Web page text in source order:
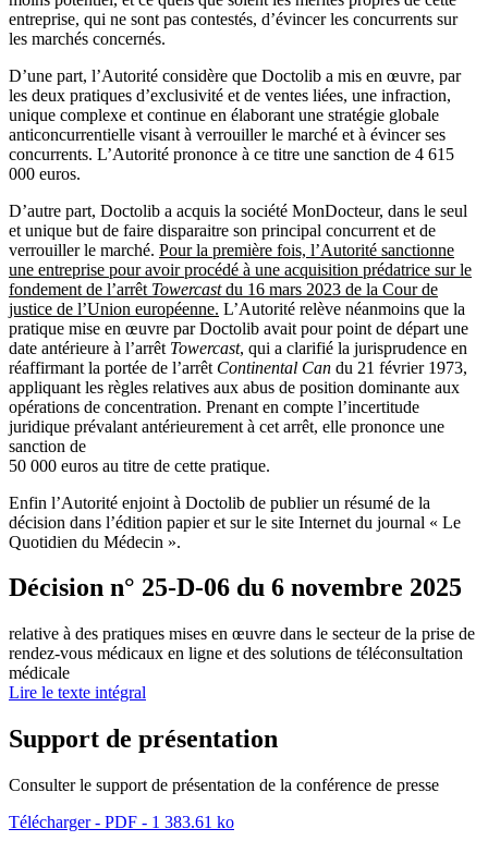
entreprise, qui ne sont pas contestés, d’évincer les concurrents sur
les marchés concernés.
D’une part, l’Autorité considère que Doctolib a mis en œuvre, par
les deux pratiques d’exclusivité et de ventes liées, une infraction,
unique complexe et continue en élaborant une stratégie globale
anticoncurrentielle visant à verrouiller le marché et à évincer ses
concurrents. L’Autorité prononce à ce titre une sanction de 4 615
000 euros.
D’autre part, Doctolib a acquis la société MonDocteur, dans le seul
et unique but de faire disparaitre son principal concurrent et de
verrouiller le marché. Pour la première fois, l’Autorité sanctionne
une entreprise pour avoir procédé à une acquisition prédatrice sur le
fondement de l’arrêt Towercastdu 16 mars 2023 de la Cour de
justice de l’Union européenne. L’Autorité relève néanmoins que la
pratique mise en œuvre par Doctolib avait pour point de départ une
date antérieure à l’arrêt Towercast, qui a clarifié la jurisprudence en
réaffirmant la portée de l’arrêt Continental Can du 21 février 1973,
appliquant les règles relatives aux abus de position dominante aux
opérations de concentration. Prenant en compte l’incertitude
juridique prévalant antérieurement à cet arrêt, elle prononce une
sanction de
50 000 euros au titre de cette pratique.
Enfin l’Autorité enjoint à Doctolib de publier un résumé de la
décision dans l’édition papier et sur le site Internet du journal « Le
Quotidien du Médecin ».
Décision n° 25-D-06 du 6 novembre 2025
relative à des pratiques mises en œuvre dans le secteur de la prise de
rendez-vous médicaux en ligne et des solutions de téléconsultation
médicale
Lire le texte intégral
Support de présentation
Consulter le support de présentation de la conférence de presse
Télécharger - PDF - 1 383.61 ko